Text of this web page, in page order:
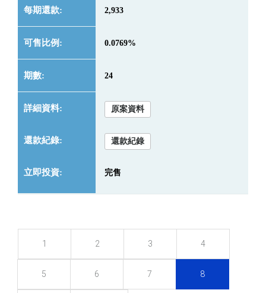
2,933
0.0769%
24
原案資料
還款紀錄
完售
1 2 3 4
5 6 7 8